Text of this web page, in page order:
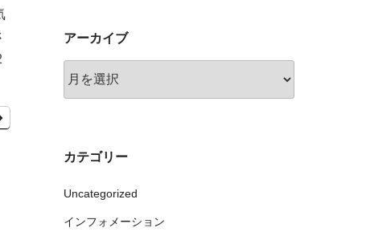
アーカイブ
ー
カテゴリー
Uncategorized
インフォメーション